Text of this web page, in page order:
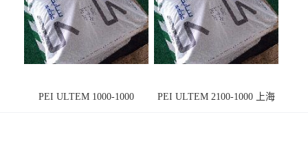
PEI ULTEM 1000-1000
PEI ULTEM 2100-1000 上海